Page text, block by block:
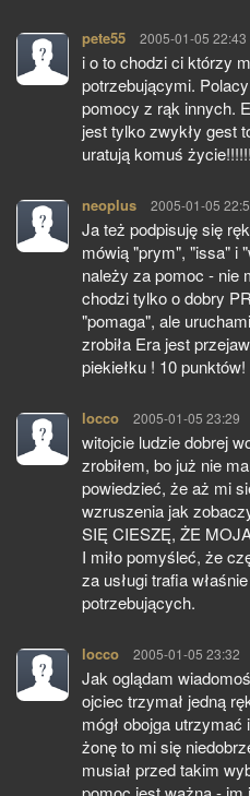
pete55 pisze:
2005-01-05 22:43
i o to chodzi ci którzy
potrzebującymi.
pomocy z rąk innych.
jest tylko zwykły gest
uratują komuś życie!!!!!!
neoplus pisze:
2005-01-05
Ja też podpisuję się
mówią "prym", "issa" i
należy za pomoc - nie
chodzi tylko o dobry
"pomaga", ale
zrobiła Era jest
piekiełku ! 10 punktów!
locco pisze:
2005-01-05 23:29
witojcie ludzie dobrej
zrobiłem, bo już nie
powiedzieć, że aż mi
wzruszenia jak
SIĘ CIESZĘ, ŻE
I miło pomyśleć, że
za usługi trafia
potrzebujących.
locco pisze:
2005-01-05 23:32
Jak oglądam
ojciec trzymał jedną
mógł obojga utrzymać
żonę to mi się
musiał przed takim